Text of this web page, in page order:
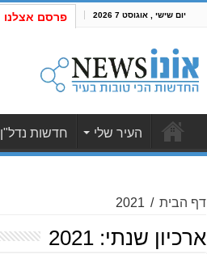
יום שישי , אוגוסט 7 2026 פרסם אצלנו
העיר שלי חדשות נדל"ן
דף הבית /
2021
ארכיון שנתי:2021